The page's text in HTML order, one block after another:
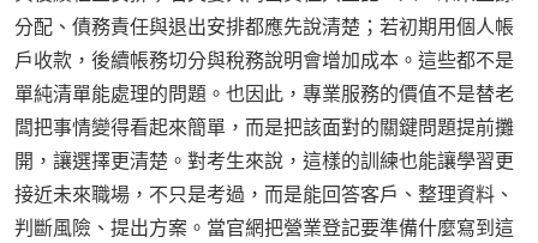
分配、債務責任與退出安排都應先說清楚；若初期用個人帳
戶收款，後續帳務切分與稅務說明會增加成本。這些都不是
單純清單能處理的問題。也因此，專業服務的價值不是替老
闆把事情變得看起來簡單，而是把該面對的關鍵問題提前攤
開，讓選擇更清楚。對考生來說，這樣的訓練也能讓學習更
接近未來職場，不只是考過，而是能回答客戶、整理資料、
判斷風險、提出方案。當官網把營業登記要準備什麼寫到這